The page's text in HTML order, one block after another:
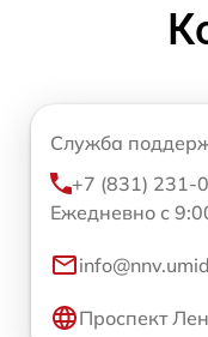
Служба
+7 (831) 231-
Ежедневно с
Проспект